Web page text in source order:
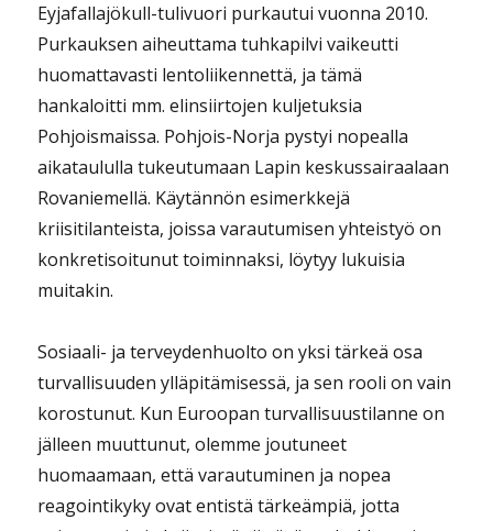
Eyjafallajökull-tulivuori purkautui vuonna 2010.
Purkauksen aiheuttama tuhkapilvi vaikeutti
huomattavasti lentoliikennettä, ja tämä
hankaloitti mm. elinsiirtojen kuljetuksia
Pohjoismaissa. Pohjois-Norja pystyi nopealla
aikataululla tukeutumaan Lapin keskussairaalaan
Rovaniemellä. Käytännön esimerkkejä
kriisitilanteista, joissa varautumisen yhteistyö on
konkretisoitunut toiminnaksi, löytyy lukuisia
muitakin.
Sosiaali- ja terveydenhuolto on yksi tärkeä osa
turvallisuuden ylläpitämisessä, ja sen rooli on vain
korostunut. Kun Euroopan turvallisuustilanne on
jälleen muuttunut, olemme joutuneet
huomaamaan, että varautuminen ja nopea
reagointikyky ovat entistä tärkeämpiä, jotta